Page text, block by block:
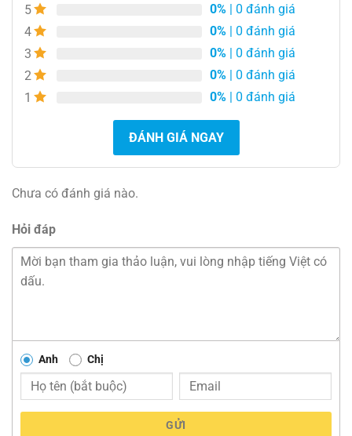
5 0% | 0 đánh giá
4
0% | 0 đánh giá
3
0% | 0 đánh giá
2
0% | 0 đánh giá
1
0% | 0 đánh giá
ĐÁNH GIÁ NGAY
Chưa có đánh giá nào.
Hỏi đáp
Anh Chị
GỬI